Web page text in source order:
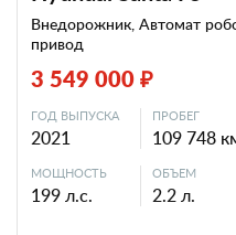
Внедорожник, Автомат
привод
3 549 000 ₽
ГОД ВЫПУСКА
2021
ПРОБЕГ
109 748
МОЩНОСТЬ
199 л.с.
ОБЪЕМ
2.2 л.